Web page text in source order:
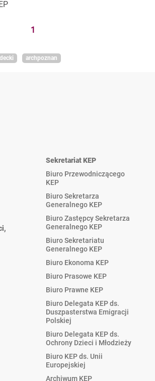
1
archpoznan
Sekretariat KEP
Biuro Przewodniczącego
KEP
Biuro Sekretarza
Generalnego KEP
Biuro Zastępcy Sekretarza
Generalnego KEP
Biuro Sekretariatu
Generalnego KEP
Biuro Ekonoma KEP
Biuro Prasowe KEP
Biuro Prawne KEP
Biuro Delegata KEP ds.
Duszpasterstwa Emigracji
Polskiej
Biuro Delegata KEP ds.
Ochrony Dzieci i Młodzieży
Biuro KEP ds. Unii
Europejskiej
Archiwum KEP